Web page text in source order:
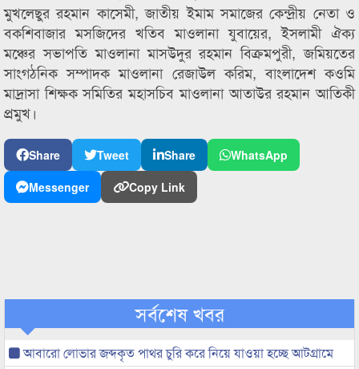
মুখলেছুর রহমান কাসেমী, জাতীয় ইমাম সমাজের কেন্দ্রীয় নেতা ও
বকশিবাজার মসজিদের খতিব মাওলানা যুবায়ের, ইসলামী ঐক্য
মঞ্চের সভাপতি মাওলানা মাসউদুর রহমান বিক্রমপুরী, জমিয়তের
সাংগঠনিক সম্পাদক মাওলানা রেজাউল করিম, বাংলাদেশ কওমি
মাদ্রাসা শিক্ষক সমিতির মহাসচিব মাওলানা আতাউর রহমান আতিকী
প্রমুখ।
Share Tweet Share
WhatsApp
Messenger
Copy Link
সর্বশেষ খবর
আবারো লোভার জব্দকৃত পাথর চুরি করে নিয়ে যাওয়া হচ্ছে আটগ্রামে